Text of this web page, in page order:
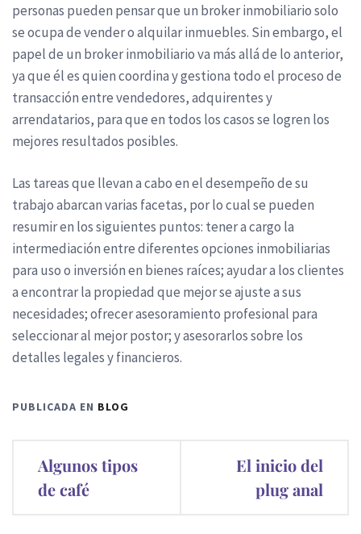
personas pueden pensar que un broker inmobiliario solo
se ocupa de vender o alquilar inmuebles. Sin embargo, el
papel de un broker inmobiliario va más allá de lo anterior,
ya que él es quien coordina y gestiona todo el proceso de
transacción entre vendedores, adquirentes y
arrendatarios, para que en todos los casos se logren los
mejores resultados posibles.
Las tareas que llevan a cabo en el desempeño de su
trabajo abarcan varias facetas, por lo cual se pueden
resumir en los siguientes puntos: tener a cargo la
intermediación entre diferentes opciones inmobiliarias
para uso o inversión en bienes raíces; ayudar a los clientes
a encontrar la propiedad que mejor se ajuste a sus
necesidades; ofrecer asesoramiento profesional para
seleccionar al mejor postor; y asesorarlos sobre los
detalles legales y financieros.
PUBLICADA EN BLOG
Navegación
Algunos tipos
de café
El inicio del
plug anal